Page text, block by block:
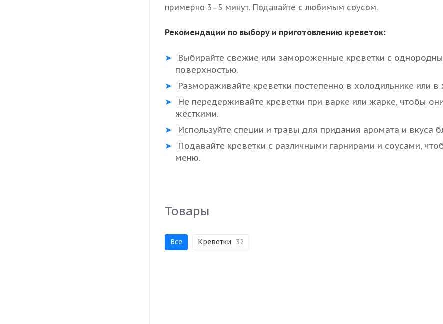
примерно 3–5 минут. Подавайте с любимым соусом.
Рекомендации по выбору и приготовлению креветок:
Выбирайте свежие или замороженные креветки с
поверхностью.
Размораживайте креветки постепенно в холодильнике или
Не передерживайте креветки при варке или жарке, чтобы
жёсткими.
Используйте специи и травы для придания аромата и вкуса
Подавайте креветки с различными гарнирами и соусами,
меню.
Товары
Все Креветки 32